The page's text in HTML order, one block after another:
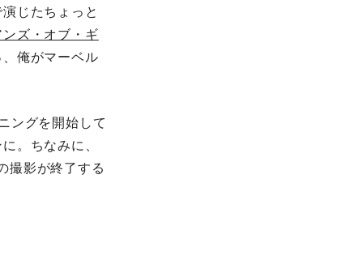
じたちょっと
ンズ・オブ・ギ
俺がマーベル
ングを開始して
。ちなみに、
撮影が終了する